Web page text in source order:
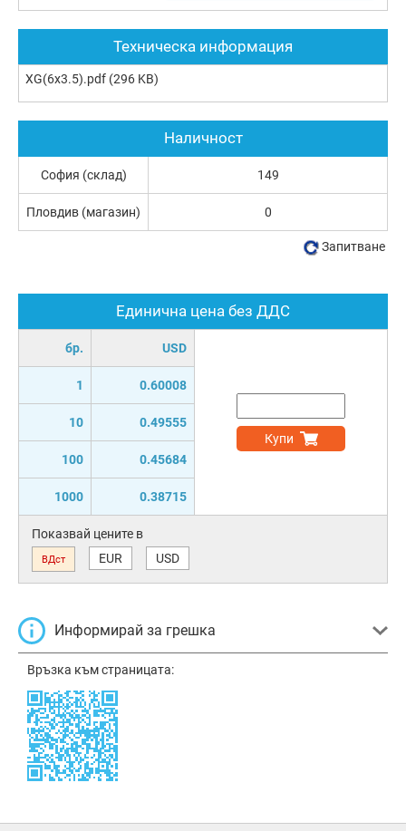
Техническа информация
XG(6x3.5).pdf (296 KB)
Единична цена без ДДС
бр. USD
1 0.60008
10 0.49555
100 0.45684
1000 0.38715
Купи
Показвай цените в
ВДст EUR USD
Информирай за грешка
Връзка към страницата:
Наличност
София (склад) 149
Пловдив (магазин) 0
Запитване